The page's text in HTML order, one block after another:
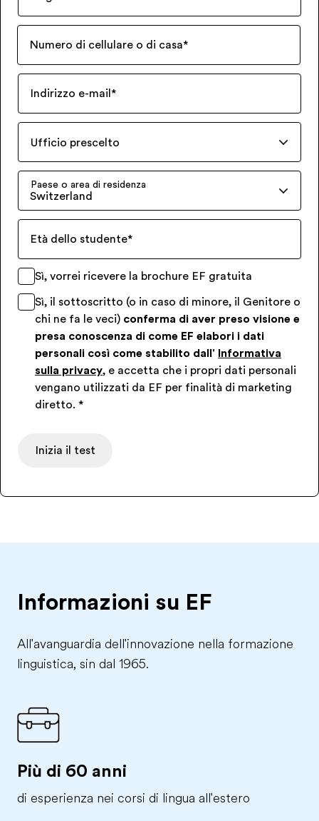
Numero di cellulare o di casa*
Indirizzo e-mail *
Ufficio prescelto
Paese o area di residenza
Switzerland
Età dello studente*
Sì, vorrei ricevere la brochure EF gratuita
Sì, il sottoscritto (o in caso di minore, il Genitore o
chi ne fa le veci) conferma di aver preso visione e
presa conoscenza di come EF elabori i dati
personali così come stabilito dall' Informativa
sulla privacy, e accetta che i propri dati personali
vengano utilizzati da EF per finalità di marketing
diretto. *
Inizia il test
Informazioni su EF
All'avanguardia dell'innovazione nella formazione
linguistica, sin dal 1965.
Più di 60 anni
di esperienza nei corsi di lingua all'estero